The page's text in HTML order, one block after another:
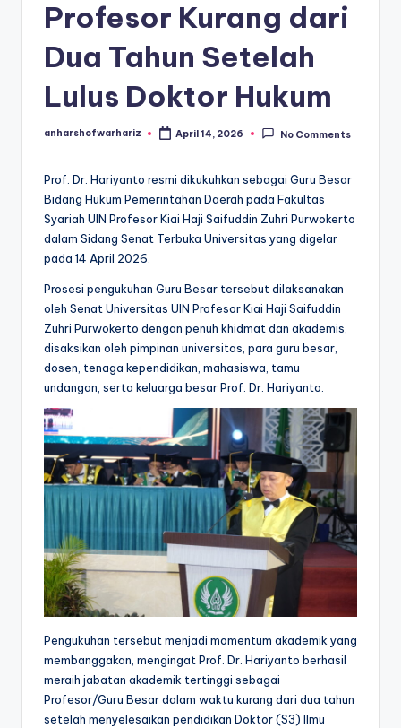
Profesor Kurang dari
Dua Tahun Setelah
Lulus Doktor Hukum
Posted
anharshofwarhariz April 14, 2026 No Comments
Prof. Dr. Hariyanto resmi dikukuhkan sebagai Guru Besar
Bidang Hukum Pemerintahan Daerah pada Fakultas
Syariah UIN Profesor Kiai Haji Saifuddin Zuhri Purwokerto
dalam Sidang Senat Terbuka Universitas yang digelar
pada 14 April 2026.
Prosesi pengukuhan Guru Besar tersebut dilaksanakan
oleh Senat Universitas UIN Profesor Kiai Haji Saifuddin
Zuhri Purwokerto dengan penuh khidmat dan akademis,
disaksikan oleh pimpinan universitas, para guru besar,
dosen, tenaga kependidikan, mahasiswa, tamu
undangan, serta keluarga besar Prof. Dr. Hariyanto.
Pengukuhan tersebut menjadi momentum akademik yang
membanggakan, mengingat Prof. Dr. Hariyanto berhasil
meraih jabatan akademik tertinggi sebagai
Profesor/Guru Besar dalam waktu kurang dari dua tahun
setelah menyelesaikan pendidikan Doktor (S3) Ilmu